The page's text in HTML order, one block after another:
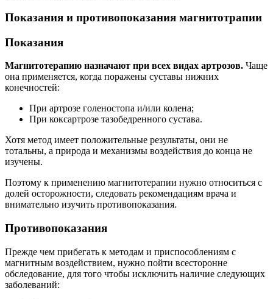
Показания и противопоказания магнитотрапии
Показания
Магнитотерапию назначают при всех видах артрозов. Чаще
она применяется, когда поражены суставы нижних
конечностей:
При артрозе голеностопа и/или колена;
При коксартрозе тазобедренного сустава.
Хотя метод имеет положительные результаты, они не
тотальны, а природа и механизмы воздействия до конца не
изучены.
Поэтому к применению магнитотерапии нужно относиться с
долей осторожности, следовать рекомендациям врача и
внимательно изучить противопоказания.
Противопоказания
Прежде чем прибегать к методам и приспособлениям с
магнитным воздействием, нужно пойти всесторонне
обследование, для того чтобы исключить наличие следующих
заболеваний: